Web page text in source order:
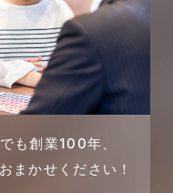
も創業100年、
まかせください！